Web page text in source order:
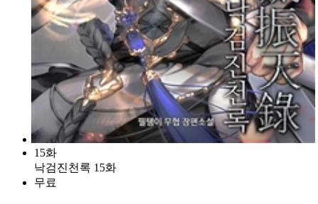
15화
낙검진천록 15화
무료